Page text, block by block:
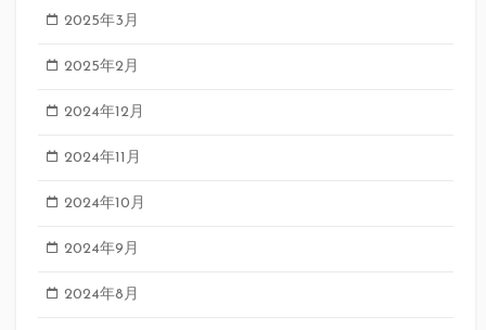
2025年3月
2025年2月
2024年12月
2024年11月
2024年10月
2024年9月
2024年8月